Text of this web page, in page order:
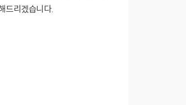
드리겠습니다.